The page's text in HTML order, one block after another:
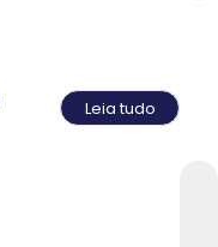
Leia tudo